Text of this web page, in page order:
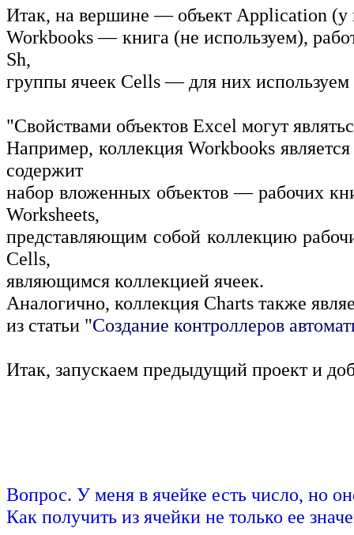
Итак, на вершине — объект Application (у
Workbooks — книга (не используем),
Sh,
группы ячеек Cells — для них используем
"Свойствами объектов Excel могут
Например, коллекция Workbooks
содержит
набор вложенных объектов — рабочих
Worksheets,
представляющим собой коллекцию
Cells,
являющимся коллекцией ячеек.
Аналогично, коллекция Charts также
из статьи "Создание контроллеров
Итак, запускаем предыдущий проект и
Вопрос. У меня в ячейке есть число, но
Как получить из ячейки не только ее